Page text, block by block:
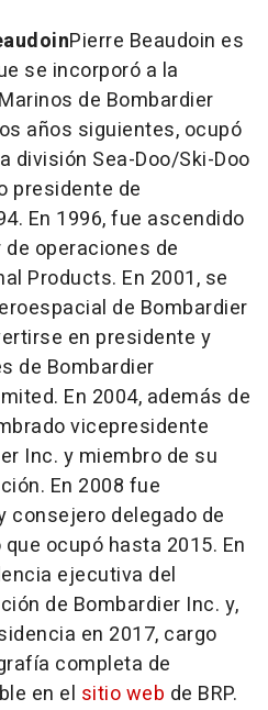
Pierre Beaudoin es
se incorporó a la
de Bombardier
años siguientes, ocupó
división Sea-Doo/Ski-Doo
presidente de
En 1996, fue ascendido
operaciones de
Products. En 2001, se
de Bombardier
en presidente y
de Bombardier
En 2004, además de
vicepresidente
Inc. y miembro de su
En 2008 fue
consejero delegado de
ocupó hasta 2015. En
ejecutiva del
de Bombardier Inc. y,
en 2017, cargo
completa de
en el sitio web de BRP.